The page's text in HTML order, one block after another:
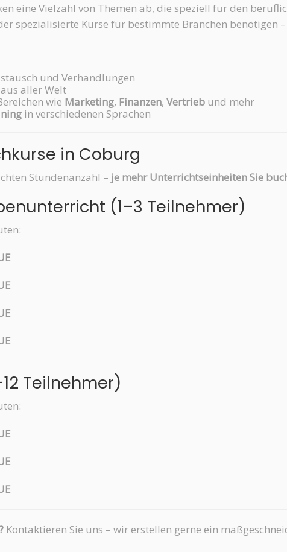
eine Vielzahl von Themen ab, die speziell für den
spezialisierte Kurse für bestimmte Branchen benötigen
und Verhandlungen
aller Welt
wie Marketing, Finanzen, Vertriebund mehr
in verschiedenen Sprachen
in Coburg
Stundenanzahl – je mehr Unterrichtseinheiten Sie
(1–3 Teilnehmer)
Teilnehmer)
Kontaktieren Sie uns – wir erstellen gerne ein